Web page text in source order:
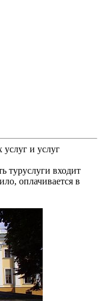
и услуг
туруслуги входит
оплачивается в